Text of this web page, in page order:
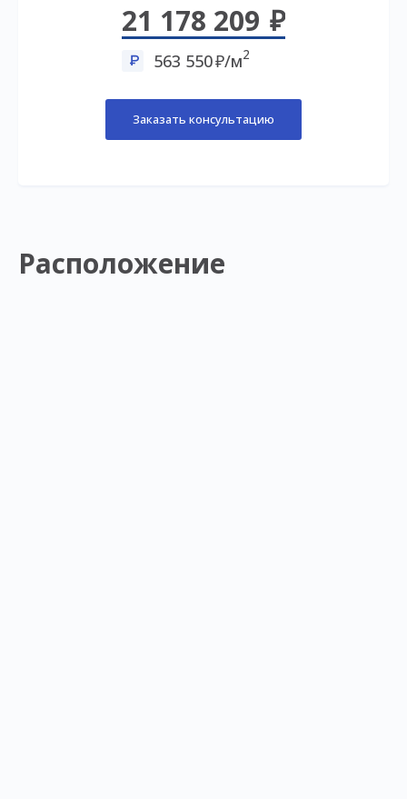
21 178 209
563 550 /м2
Заказать консультацию
Расположение